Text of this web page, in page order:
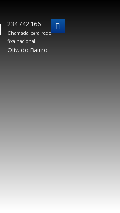
234 742 166
Chamada para rede
fixa nacional
Oliv. do Bairro